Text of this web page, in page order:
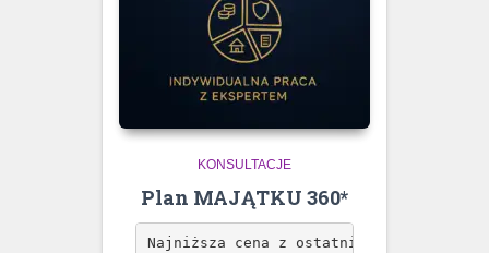
KONSULTACJE
Plan MAJĄTKU 360*
Najniższa cena z ostatnich 30 dni 5